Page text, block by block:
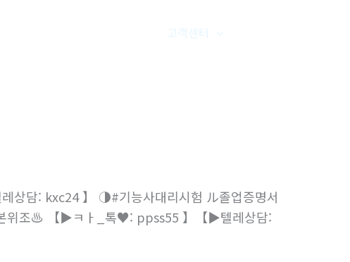
고객센터
담: kxc24 】 ◑#기능사대리시험 ル졸업증명서
위조♨️ 【▶ㅋㅏ_톡♥: ppss55 】【▶텔레상담: